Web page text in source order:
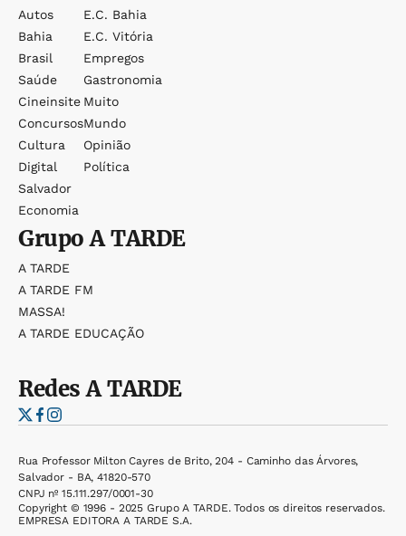
Autos
Bahia
Brasil
Saúde
Cineinsite
Concursos
Cultura
Digital
Salvador
Economia
E.c. Bahia
E.c. Vitória
Empregos
Gastronomia
Muito
Mundo
Opinião
Política
GrupoA TARDE
A TARDE
A TARDE FM
MASSA!
A TARDE EDUCAÇÃO
RedesA TARDE
Rua Professor Milton Cayres de Brito, 204 - Caminho das Árvores,
Salvador - BA, 41820-570
CNPJ nº 15.111.297/0001-30
Copyright © 1996 - 2025 Grupo A TARDE. Todos os direitos reservados.
EMPRESA EDITORA A TARDE S.A.